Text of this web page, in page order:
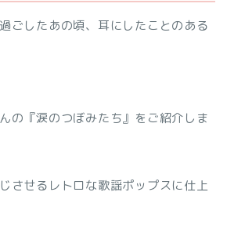
ごしたあの頃、耳にしたことのある
の『涙のつぼみたち』をご紹介しま
させるレトロな歌謡ポップスに仕上